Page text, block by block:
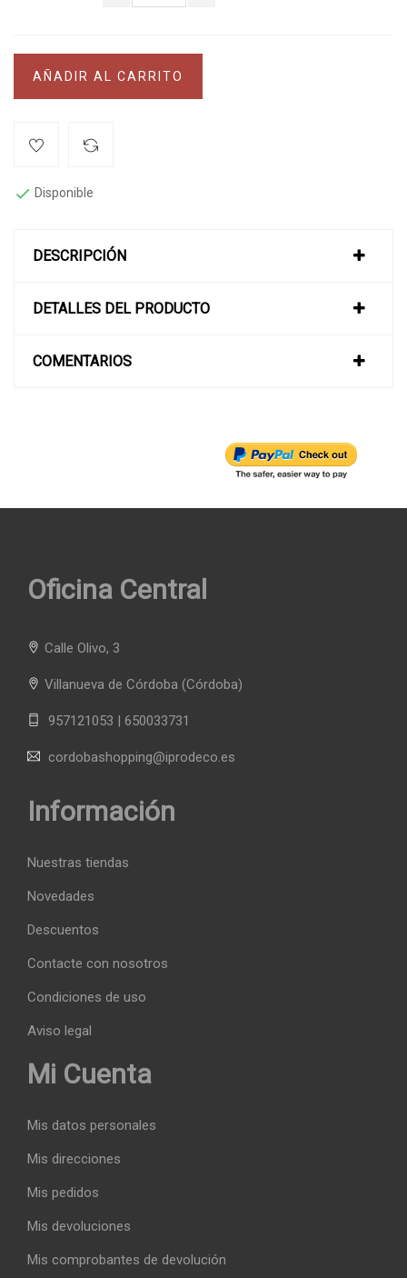
AÑADIR AL CARRITO
 Disponible
DESCRIPCIÓN
DETALLES DEL PRODUCTO
COMENTARIOS
Oficina Central
Calle Olivo, 3
Villanueva de Córdoba (Córdoba)
957121053 | 650033731
cordobashopping@iprodeco.es
Información
Nuestras tiendas
Novedades
Descuentos
Contacte con nosotros
Condiciones de uso
Aviso legal
Mi Cuenta
Mis datos personales
Mis direcciones
Mis pedidos
Mis devoluciones
Mis comprobantes de devolución